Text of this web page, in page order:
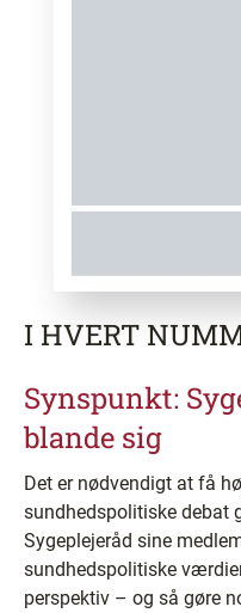
I HVERT
Synspunkt:
blande sig
Det er nødvendigt at få
sundhedspolitiske debat
Sygeplejeråd sine
sundhedspolitiske
perspektiv – og så gøre